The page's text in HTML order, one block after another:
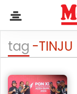
tag -TINJU